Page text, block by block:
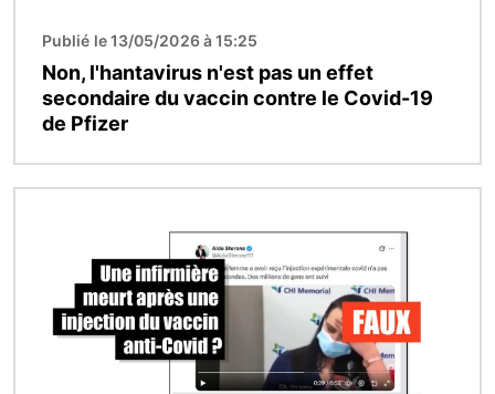
Publié le 13/05/2026 à 15:25
Non, l'hantavirus n'est pas un effet
secondaire du vaccin contre le Covid-19
de Pfizer